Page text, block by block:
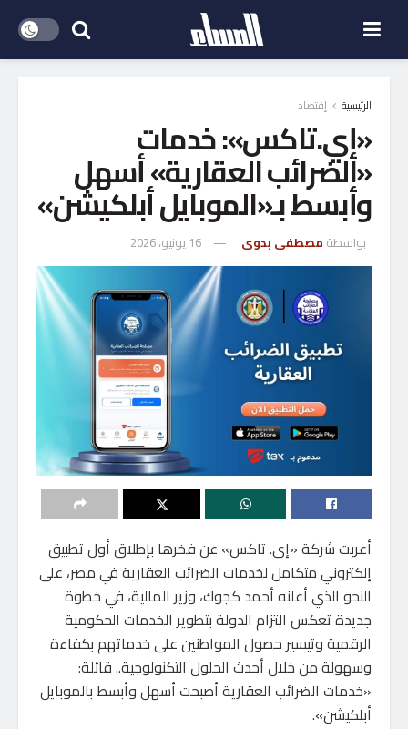
الرئيسية إقتصاد
«إي.تاكس»: خدمات
«الضرائب العقارية» أسهل
وأبسط بـ«الموبايل أبلكيشن»
بواسطة مصطفى بدوى 16 يونيو، 2026
أعربت شركة «إى. تاكس» عن فخرها بإطلاق أول تطبيق
إلكتروني متكامل لخدمات الضرائب العقارية في مصر، على
النحو الذي أعلنه أحمد كجوك، وزير المالية، في خطوة
جديدة تعكس التزام الدولة بتطوير الخدمات الحكومية
الرقمية وتيسير حصول المواطنين على خدماتهم بكفاءة
وسهولة من خلال أحدث الحلول التكنولوجية.. قائلة:
«خدمات الضرائب العقارية أصبحت أسهل وأبسط بالموبايل
أبلكيشن».